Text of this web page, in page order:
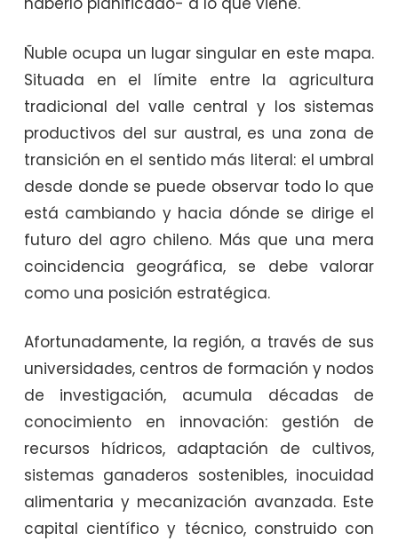
Ñuble ocupa un lugar singular en este mapa.
Situada en el límite entre la agricultura
tradicional del valle central y los sistemas
productivos del sur austral, es una zona de
transición en el sentido más literal: el umbral
desde donde se puede observar todo lo que
está cambiando y hacia dónde se dirige el
futuro del agro chileno. Más que una mera
coincidencia geográfica, se debe valorar
como una posición estratégica.
Afortunadamente, la región, a través de sus
universidades, centros de formación y nodos
de investigación, acumula décadas de
conocimiento en innovación: gestión de
recursos hídricos, adaptación de cultivos,
sistemas ganaderos sostenibles, inocuidad
alimentaria y mecanización avanzada. Este
capital científico y técnico, construido con